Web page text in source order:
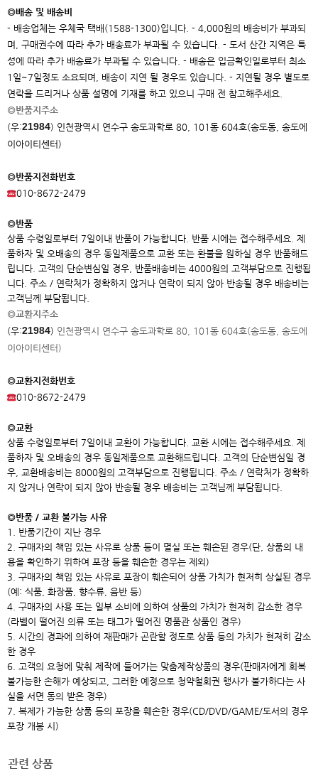
◎배송 및 배송비
- 배송업체는 우체국 택배(1588-1300)입니다. - 4,000원의 배송비가 부과되
며, 구매권수에 따라 추가 배송료가 부과될 수 있습니다. - 도서 산간 지역은 특
성에 따라 추가 배송료가 부과될 수 있습니다. - 배송은 입금확인일로부터 최소
1일~7일정도 소요되며, 배송이 지연 될 경우도 있습니다. - 지연될 경우 별도로
연락을 드리거나 상품 설명에 기재를 하고 있으니 구매 전 참고해주세요.
◎반품지주소
(우:21984) 인천광역시 연수구 송도과학로 80, 101동 604호(송도동, 송도에
이아이 티센터)
◎반품지전화번호
010-8672-2479
◎반품
상품 수령일로부터 7일이내 반품이 가능합니다. 반품 시에는 접수해주세요. 제
품하자 및 오배송의 경우 동일제품으로 교환 또는 환불을 원하실 경우 반품해드
립니다. 고객의 단순변심일 경우, 반품배송비는 4000원의 고객부담으로 진행됩
니다. 주소 / 연락처가 정확하지 않거나 연락이 되지 않아 반송될 경우 배송비는
고객님께 부담됩니다.
◎교환지주소
(우:21984) 인천광역시 연수구 송도과학로 80, 101동 604호(송도동, 송도에
이아이 티센터)
◎교환지전화번호
010-8672-2479
◎교환
상품 수령일로부터 7일이내 교환이 가능합니다. 교환 시에는 접수해주세요. 제
품하자 및 오배송의 경우 동일제품으로 교환해드립니다. 고객의 단순변심일 경
우, 교환배송비는 8000원의 고객부담으로 진행됩니다. 주소 / 연락처가 정확하
지 않거나 연락이 되지 않아 반송될 경우 배송비는 고객님께 부담됩니다.
◎반품 / 교환 불가능 사유
1. 반품기간이 지난 경우
2. 구매자의 책임 있는 사유로 상품 등이 멸실 또는 훼손된 경우(단, 상품의 내
용을 확인하기 위하여 포장 등을 훼손한 경우는 제외)
3. 구매자의 책임 있는 사유로 포장이 훼손되어 상품 가치가 현저히 상실된 경우
(예: 식품, 화장품, 향수류, 음반 등)
4. 구매자의 사용 또는 일부 소비에 의하여 상품의 가치가 현저히 감소한 경우
(라벨이 떨어진 의류 또는 태그가 떨어진 명품관 상품인 경우)
5. 시간의 경과에 의하여 재판매가 곤란할 정도로 상품 등의 가치가 현저히 감소
한 경우
6. 고객의 요청에 맞춰 제작에 들어가는 맞춤제작상품의 경우(판매자에게 회복
불가능한 손해가 예상되고, 그러한 예정으로 청약철회권 행사가 불가하다는 사
실을 서면 동의 받은 경우)
7. 복제가 가능한 상품 등의 포장을 훼손한 경우(CD/DVD/GAME/도서의 경우
포장 개봉 시)
관련 상품